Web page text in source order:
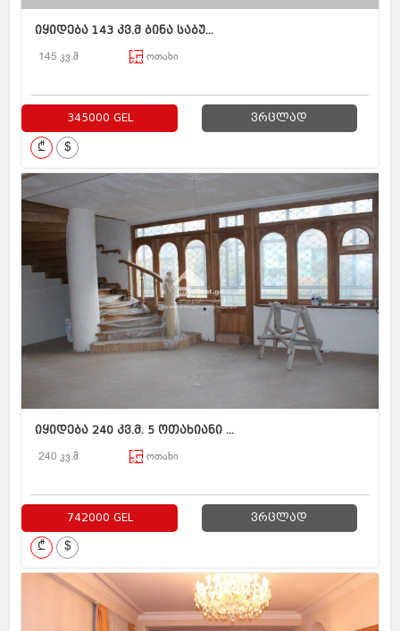
იყიდება 143 კვ.მ ბინა საბუ...
145 კვ.მ ოთახი
345000 GEL ვრცლად
₾ $
იყიდება 240 კვ.მ. 5 ოთახიანი ...
240 კვ.მ ოთახი
742000 GEL ვრცლად
₾ $